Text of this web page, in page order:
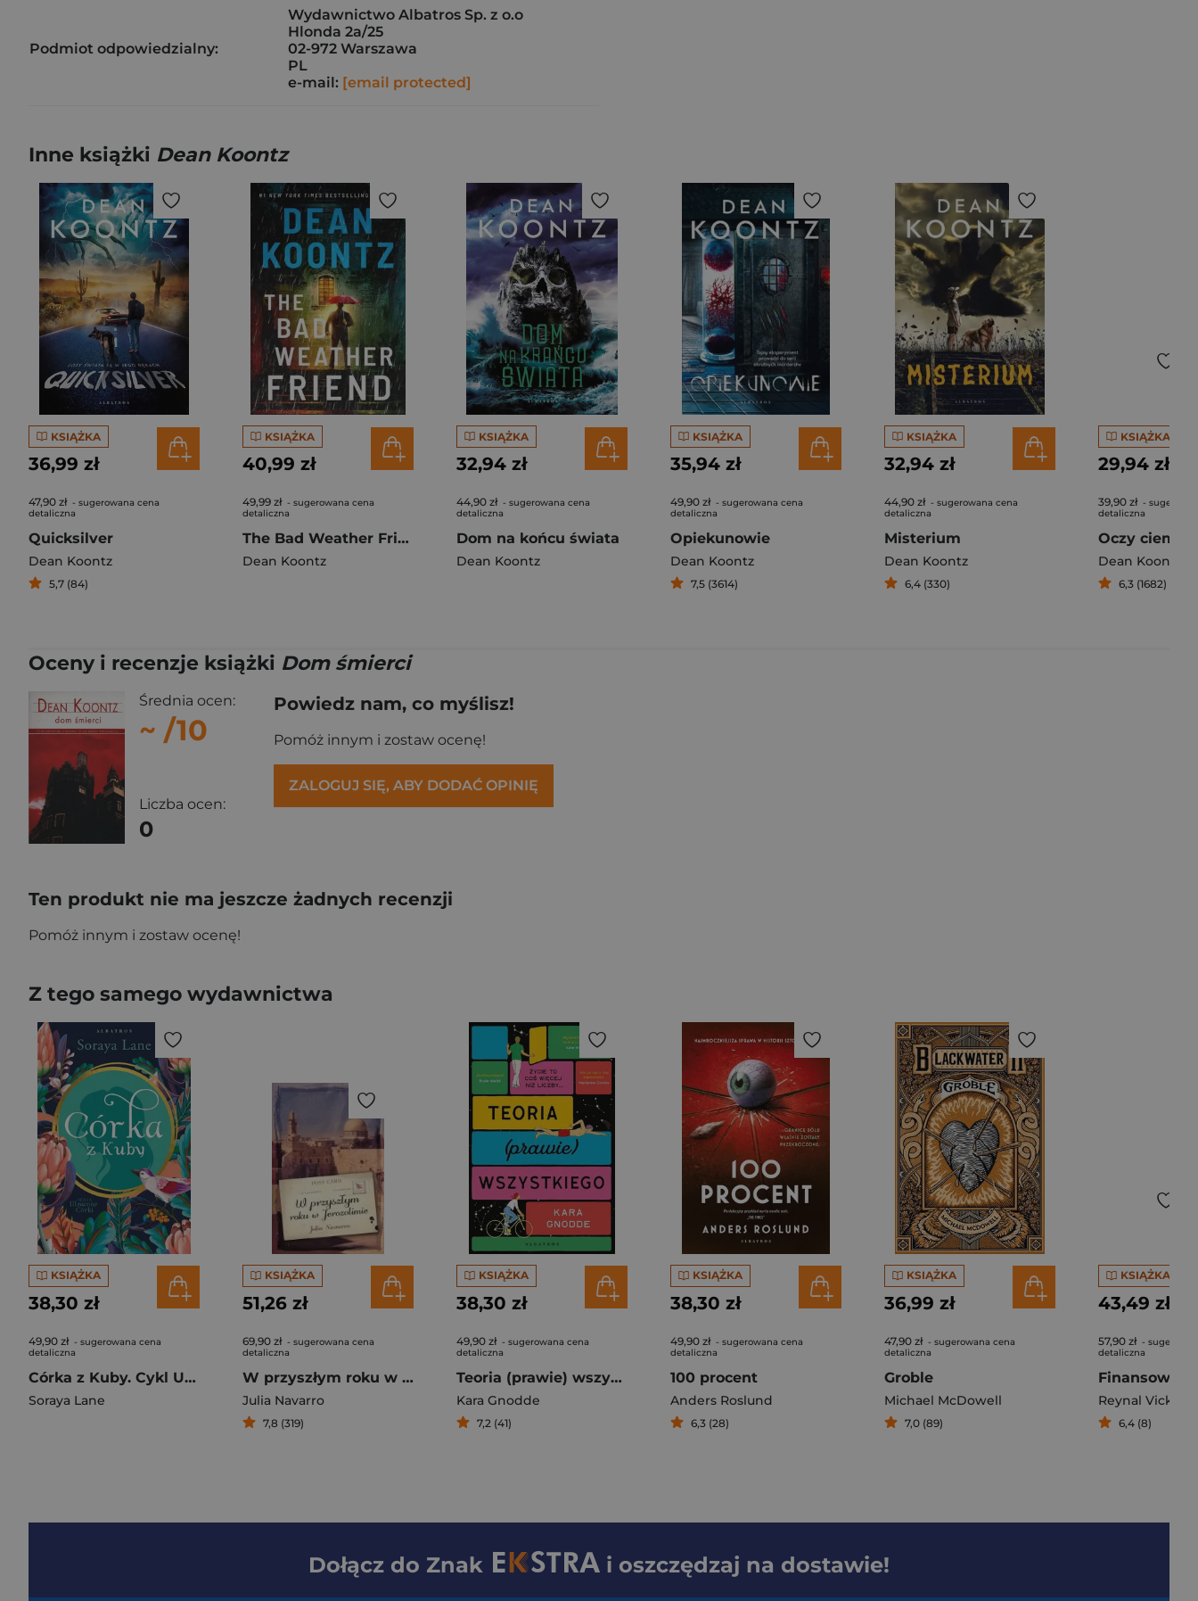
Podmiot odpowiedzialny:
Wydawnictwo Albatros Sp. z o.o
Hlonda 2a/25
02-972 Warszawa
PL
e-mail: [email protected]
Inne książki Dean Koontz
KSIĄŻKA
36,99 zł
47,90 zł - sugerowana cena
detaliczna
Quicksilver
Dean Koontz
5,7 (84)
KSIĄŻKA
40,99 zł
49,99 zł - sugerowana cena
detaliczna
The Bad Weather Friend wer. angielska
Dean Koontz
KSIĄŻKA
32,94 zł
44,90 zł - sugerowana cena
detaliczna
Dom na końcu świata
Dean Koontz
KSIĄŻKA
35,94 zł
49,90 zł - sugerowana cena
detaliczna
Opiekunowie
Dean Koontz
7,5 (3614)
KSIĄŻKA
32,94 zł
44,90 zł - sugerowana cena
detaliczna
Misterium
Dean Koontz
6,4 (330)
KSIĄŻKA
29,94 zł
39,90 zł -
detaliczna
Oczy
Dean Koontz
6,3 (1682)
Oceny i recenzje książki Dom śmierci
Średnia ocen:
~ /10
Liczba ocen:
0
Powiedz nam, co myślisz!
Pomóż innym i zostaw ocenę!
ZALOGUJ SIĘ, ABY DODAĆ OPINIĘ
Ten produkt nie ma jeszcze żadnych recenzji
Pomóż innym i zostaw ocenę!
Z tego samego wydawnictwa
KSIĄŻKA
38,30 zł
49,90 zł - sugerowana cena
detaliczna
Córka z Kuby. Cykl Utracone córki. Tom 2
Soraya Lane
KSIĄŻKA
51,26 zł
69,90 zł - sugerowana cena
detaliczna
W przyszłym roku w Jerozolimie
Julia Navarro
7,8 (319)
KSIĄŻKA
38,30 zł
49,90 zł - sugerowana cena
detaliczna
Teoria (prawie) wszystkiego
Kara Gnodde
7,2 (41)
KSIĄŻKA
38,30 zł
49,90 zł - sugerowana cena
detaliczna
100 procent
Anders Roslund
6,3 (28)
KSIĄŻKA
36,99 zł
47,90 zł - sugerowana cena
detaliczna
Groble
Michael McDowell
7,0 (89)
KSIĄŻKA
43,49 zł
57,90 zł -
detaliczna
Finansowy
Reynal Vicky
6,4 (8)
Dołącz do Znak i oszczędzaj na dostawie!